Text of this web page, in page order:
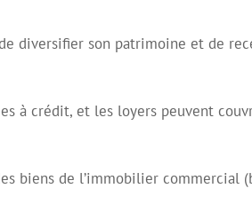
diversifier son patrimoine et de
à crédit, et les loyers peuvent
biens de l’immobilier commercial